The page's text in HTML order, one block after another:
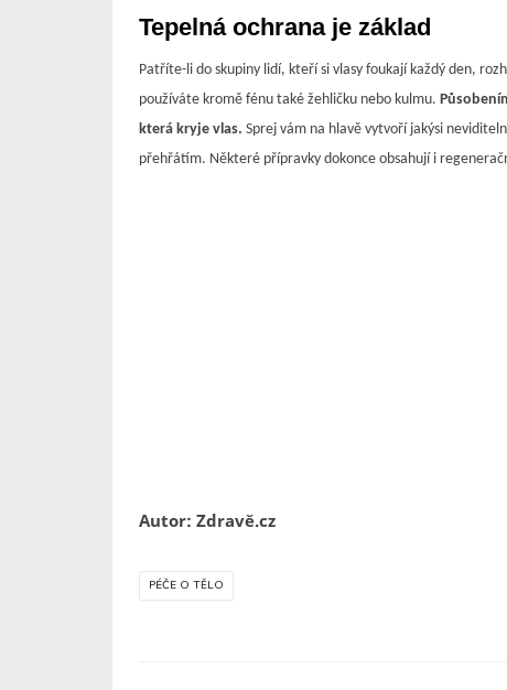
Tepelná ochrana je základ
Patříte-li do skupiny lidí, kteří si vlasy foukají každý den,
používáte kromě fénu také žehličku nebo kulmu.
která kryje vlas. Sprej vám na hlavě vytvoří jakýsi
přehřátím. Některé přípravky dokonce obsahují i
Autor: Zdravě.cz
PÉČE O TĚLO